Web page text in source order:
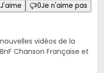
J'aime 0Je n'aime pas
vidéos de la
Chanson Française et